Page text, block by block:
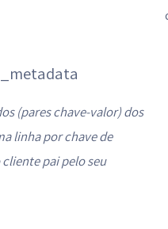
(pares chave-valor) dos
linha por chave de
pai pelo seu